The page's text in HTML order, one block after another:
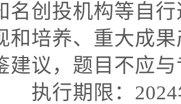
名创投机构等自
和培养、重大成
建议，题目不应
执行期限：